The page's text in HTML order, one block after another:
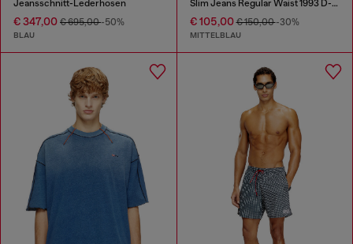
Jeansschnitt-Lederhosen
€ 347,00 € 695,00-50%
BLAU
Slim Jeans Regular Waist 1993 D-Vyl
€ 105,00€ 150,00-30%
MITTELBLAU